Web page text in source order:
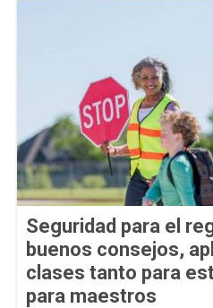
Seguridad para el
buenos consejos,
clases tanto para
para maestros